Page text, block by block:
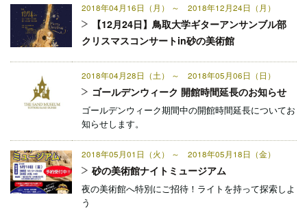
2018年04月16日（月） ～ 2018年12月24日（月）
【12月24日】鳥取大学ギターアンサンブル部
クリスマスコンサートin砂の美術館
2018年04月28日（土） ～ 2018年05月06日（日）
ゴールデンウィーク 開館時間延長のお知らせ
ゴールデンウィーク期間中の開館時間延長についてお
知らせします。
2018年05月01日（火） ～ 2018年05月18日（金）
砂の美術館ナイトミュージアム
夜の美術館へ特別にご招待！ライトを持って探索しよ
う